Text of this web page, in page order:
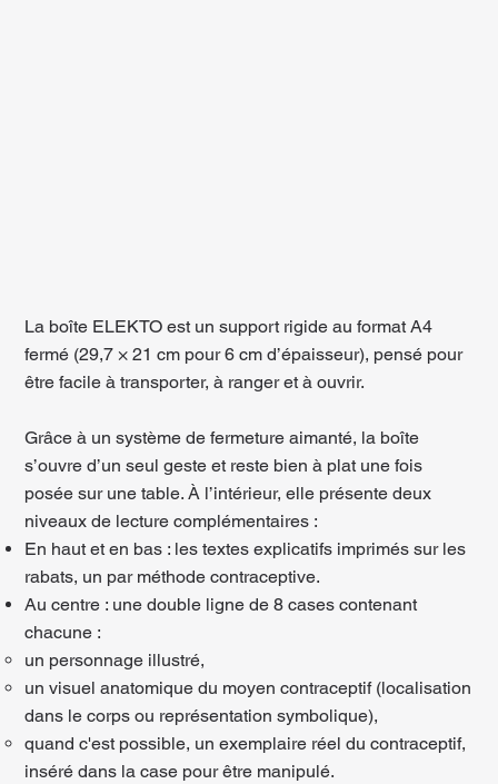
La boîte ELEKTO est un support rigide au format A4
fermé (29,7 × 21 cm pour 6 cm d’épaisseur), pensé pour
être facile à transporter, à ranger et à ouvrir.
Grâce à un système de fermeture aimanté, la boîte
s’ouvre d’un seul geste et reste bien à plat une fois
posée sur une table. À l’intérieur, elle présente deux
niveaux de lecture complémentaires :
En haut et en bas : les textes explicatifs imprimés sur les
rabats, un par méthode contraceptive.
Au centre : une double ligne de 8 cases contenant
chacune :
un personnage illustré,
un visuel anatomique du moyen contraceptif (localisation
dans le corps ou représentation symbolique),
quand c'est possible, un exemplaire réel du contraceptif,
inséré dans la case pour être manipulé.